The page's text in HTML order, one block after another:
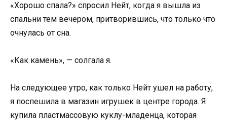
«Хорошо спала?» спросил Нейт, когда я вышла из
спальни тем вечером, притворившись, что только что
очнулась от сна.
«Как камень», — солгала я.
На следующее утро, как только Нейт ушел на работу,
я поспешила в магазин игрушек в центре города. Я
купила пластмассовую куклу-младенца, которая